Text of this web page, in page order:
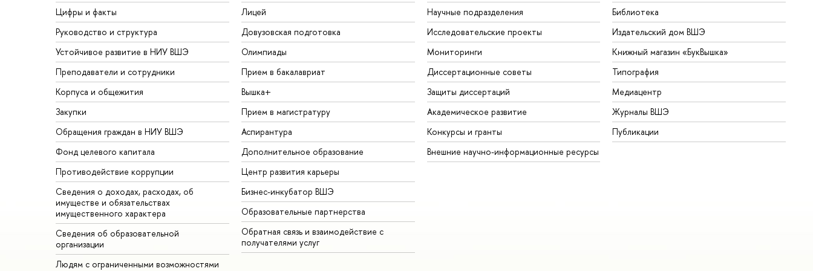
Цифры и факты
Руководство и структура
Устойчивое развитие в НИУ ВШЭ
Преподаватели и сотрудники
Корпуса и общежития
Закупки
Обращения граждан в НИУ ВШЭ
Фонд целевого капитала
Противодействие коррупции
Сведения о доходах, расходах, об
имуществе и обязательствах
имущественного характера
Сведения об образовательной
организации
Людям с ограниченными возможностями
Лицей
Довузовская подготовка
Олимпиады
Прием в бакалавриат
Вышка+
Прием в магистратуру
Аспирантура
Дополнительное образование
Центр развития карьеры
Бизнес-инкубатор ВШЭ
Образовательные партнерства
Обратная связь и взаимодействие с
получателями услуг
Научные подразделения
Исследовательские проекты
Мониторинги
Диссертационные советы
Защиты диссертаций
Академическое развитие
Конкурсы и гранты
Внешние научно-информационные ресурсы
Библиотека
Издательский дом ВШЭ
Книжный магазин «БукВышка»
Типография
Медиацентр
Журналы ВШЭ
Публикации